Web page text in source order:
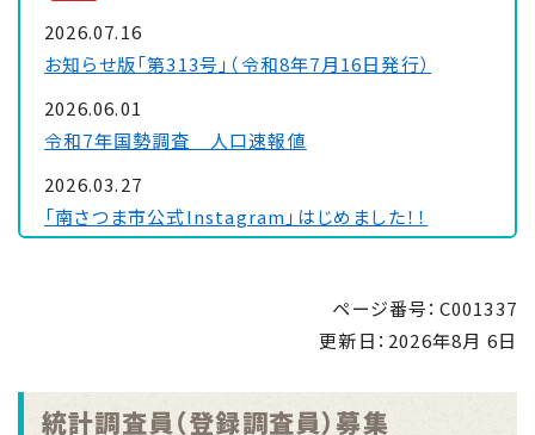
2026.07.16
お知らせ版「第313号」（令和8年7月16日発行）
2026.06.01
令和7年国勢調査 人口速報値
2026.03.27
「南さつま市公式Instagram」はじめました！！
ページ番号：C001337
更新日： 2026年8月 6日
統計調査員（登録調査員）募集